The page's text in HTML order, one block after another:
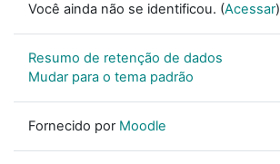
Você ainda não se identificou. (Acessar)
Resumo de retenção de dados
Mudar para o tema padrão
Fornecido por Moodle